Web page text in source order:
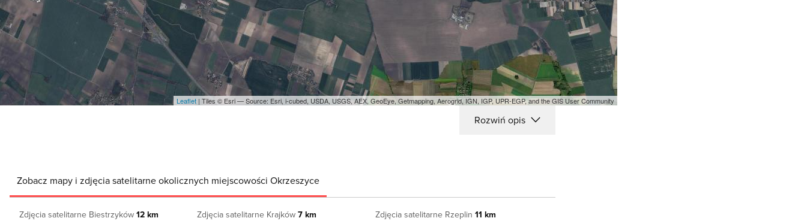
Leaflet | Tiles © Esri — Source: Esri, i-cubed, USDA, USGS, AEX, GeoEye, Getmapping, Aerogrid, IGN, IGP, UPR-EGP, and the GIS User Community
Rozwiń opis
Zobacz mapy i zdjęcia satelitarne okolicznych miejscowości Okrzeszyce
Zdjęcia satelitarne Biestrzyków 12 km
Zdjęcia satelitarne Krajków7 km
Zdjęcia satelitarne Rzeplin 11 km